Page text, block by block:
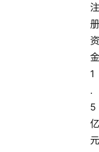
注
册
资
金
1
.
5
亿
元